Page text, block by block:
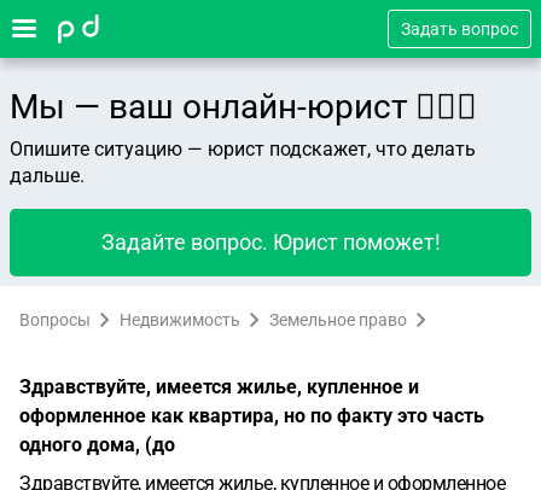
Задать вопрос
Мы — ваш онлайн-юрист 👨🏻‍⚖️
Опишите ситуацию — юрист подскажет, что делать
дальше.
Задайте вопрос. Юрист поможет!
Вопросы Недвижимость Земельное право
Здравствуйте, имеется жилье, купленное и
оформленное как квартира, но по факту это часть
одного дома, (до
Здравствуйте, имеется жилье, купленное и оформленное